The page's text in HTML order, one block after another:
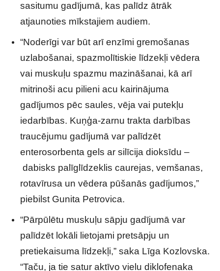
sasitumu gadījumā, kas palīdz ātrāk
atjaunoties mīkstajiem audiem.
“Noderīgi var būt arī enzīmi gremošanas
uzlabošanai, spazmolītiskie līdzekļi vēdera
vai muskuļu spazmu mazināšanai, kā arī
mitrinoši acu pilieni acu kairinājuma
gadījumos pēc saules, vēja vai putekļu
iedarbības. Kuņģa-zarnu trakta darbības
traucējumu gadījumā var palīdzēt
enterosorbenta gels ar silīcija dioksīdu –
dabisks palīglīdzeklis caurejas, vemšanas,
rotavīrusa un vēdera pūšanās gadījumos,”
piebilst Gunita Petrovica.
“Pārpūlētu muskuļu sāpju gadījumā var
palīdzēt lokāli lietojami pretsāpju un
pretiekaisuma līdzekļi,” saka Līga Kozlovska.
“Taču, ja tie satur aktīvo vielu diklofenaka